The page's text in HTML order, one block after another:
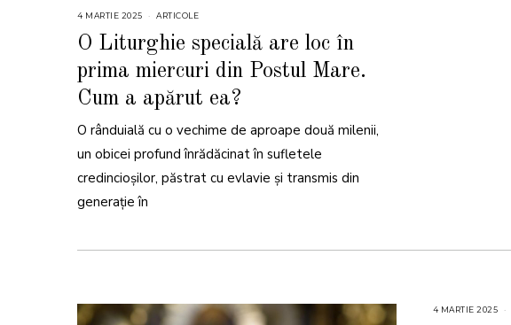
4 MARTIE 2025
R
I
E
0
ARTICOLE
O Liturghie specială are loc în
prima miercuri din Postul Mare.
Cum a apărut ea?
O rânduială cu o vechime de aproape două milenii,
un obicei profund înrădăcinat în sufletele
credincioșilor, păstrat cu evlavie și transmis din
generație în
4 MARTIE 2025